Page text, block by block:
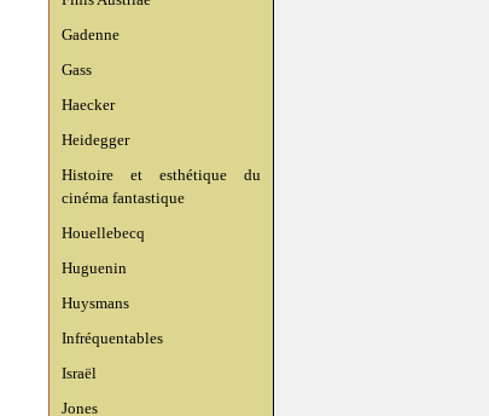
Gadenne
Gass
Haecker
Heidegger
Histoire et esthétique du
cinéma fantastique
Houellebecq
Huguenin
Huysmans
Infréquentables
Israël
Jones